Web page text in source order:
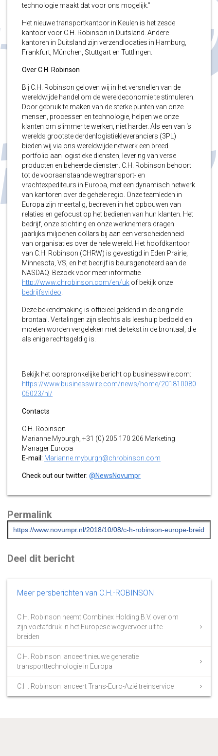
technologie maakt dat voor ons mogelijk.”
Het nieuwe transportkantoor in Keulen is het zesde
kantoor voor C.H. Robinson in Duitsland. Andere
kantoren in Duitsland zijn verzendlocaties in Hamburg,
Frankfurt, München, Stuttgart en Tuttlingen.
Over C.H. Robinson
Bij C.H. Robinson geloven wij in het versnellen van de
wereldwijde handel om de wereldeconomie te stimuleren.
Door gebruik te maken van de sterke punten van onze
mensen, processen en technologie, helpen we onze
klanten om slimmer te werken, niet harder. Als een van ‘s
werelds grootste derdenlogistiekleveranciers (3PL)
bieden wij via ons wereldwijde netwerk een breed
portfolio aan logistieke diensten, levering van verse
producten en beheerde diensten. C.H. Robinson behoort
tot de vooraanstaande wegtransport- en
vrachtexpediteurs in Europa, met een dynamisch netwerk
van kantoren over de gehele regio. Onze teamleden in
Europa zijn meertalig, bedreven in het opbouwen van
relaties en gefocust op het bedienen van hun klanten. Het
bedrijf, onze stichting en onze werknemers dragen
jaarlijks miljoenen dollars bij aan een verscheidenheid
van organisaties over de hele wereld. Het hoofdkantoor
van C.H. Robinson (CHRW) is gevestigd in Eden Prairie,
Minnesota, VS, en het bedrijf is beursgenoteerd aan de
NASDAQ. Bezoek voor meer informatie
http://www.chrobinson.com/en/uk of bekijk onze
bedrijfsvideo
Deze bekendmaking is officieel geldend in de originele
brontaal. Vertalingen zijn slechts als leeshulp bedoeld en
moeten worden vergeleken met de tekst in de brontaal, die
als enige rechtsgeldig is.
Bekijk het oorspronkelijke bericht op businesswire.com:
https://www.businesswire.com/news/home/201810080
05023/nl/
Contacts
C.H. Robinson
Marianne Myburgh, +31 (0) 205 170 206 Marketing
Manager Europa
E-mail: Marianne.myburgh@chrobinson.com
Check out our twitter: @NewsNovumpr
Permalink
Deel dit bericht
Meer persberichten van C.H.-ROBINSON
C.H. Robinson neemt Combinex Holding B.V. over om
zijn voetafdruk in het Europese wegvervoer uit te
breiden
C.H. Robinson lanceert nieuwe generatie
transporttechnologie in Europa
C.H. Robinson lanceert Trans-Euro-Azië treinservice